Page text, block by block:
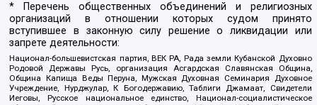
* Перечень общественных объединений и религиозных
организаций в отношении которых судом принято
вступившее в законную силу решение о ликвидации или
запрете деятельности:
Национал-большевистская партия, ВЕК РА, Рада земли Кубанской Духовно
Родовой Державы Русь, организация Асгардская Славянская Община,
Община Капища Веды Перуна, Мужская Духовная Семинария Духовное
Учреждение, Нурджулар, К Богодержавию, Таблиги Джамаат, Свидетели
Иеговы, Русское национальное единство, Национал-социалистическое